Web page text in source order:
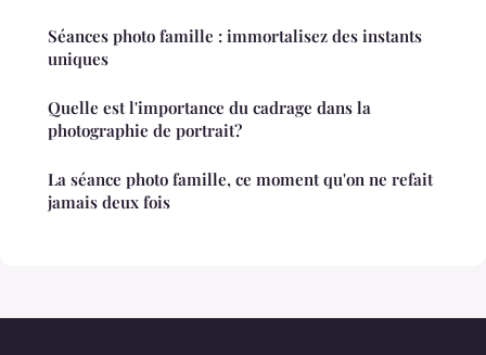
Séances photo famille : immortalisez des instants
uniques
Quelle est l'importance du cadrage dans la
photographie de portrait?
La séance photo famille, ce moment qu'on ne refait
jamais deux fois